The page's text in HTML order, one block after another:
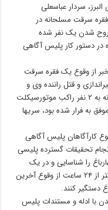
سردار عباسعلی
سرقت مسلحانه در
منجر به قتل ۲ نفر و مجروح شدن یک نفر شده
در دستور کار پلیس آگاهی
از وقوع یک فقره سرقت
و قتل راننده وی و
چند ساعت پس از این جنایت نیز حمله مسلحانه به ۲ نفر راکب موتورسیکلت
به فرار شده بود، سریها
کارآگاهان پلیس آگاهی
تحقیقات گسترده پلیسی
چهارباغ را شناسایی و در یک
عملیات منسجم و غافلگیرانه هر ۲ متهم را در کمتر از ۲۴ ساعت از وقوع آخرین
دستگیر کنند.
با ادله و مستندات پلیس